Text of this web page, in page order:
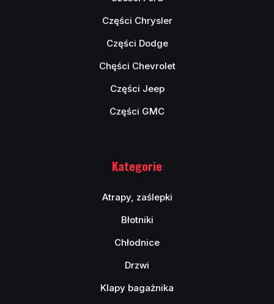
Części Chrysler
Części Dodge
Chęści Chevrolet
Części Jeep
Części GMC
Kategorie
Atrapy, zaślepki
Błotniki
Chłodnice
Drzwi
Klapy bagażnika